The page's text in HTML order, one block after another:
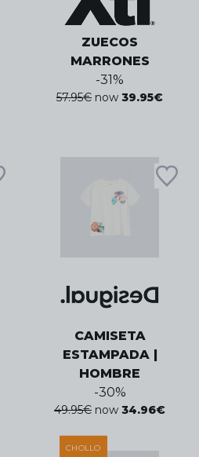
ZUECOS
MARRONES
-31%
57.95€ now 39.95€
CAMISETA
ESTAMPADA |
HOMBRE
-30%
49.95€ now 34.96€
CHOLLO